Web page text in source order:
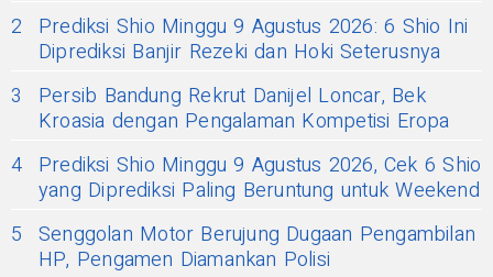
2
Prediksi Shio Minggu 9 Agustus 2026: 6 Shio Ini
Diprediksi Banjir Rezeki dan Hoki Seterusnya
3
Persib Bandung Rekrut Danijel Loncar, Bek
Kroasia dengan Pengalaman Kompetisi Eropa
4 Prediksi Shio Minggu 9 Agustus 2026, Cek 6 Shio
yang Diprediksi Paling Beruntung untuk Weekend
5 Senggolan Motor Berujung Dugaan Pengambilan
HP, Pengamen Diamankan Polisi